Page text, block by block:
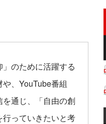
」のために活躍する
、YouTube番組
を通じ、「自由の創
っていきたいと考